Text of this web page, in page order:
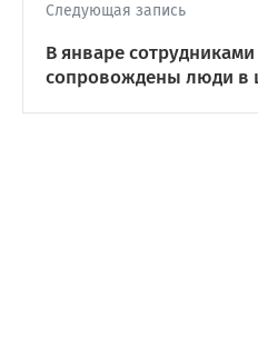
Следующая запись
В январе
сопровождены люди в